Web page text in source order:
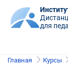
для
Главная Курсы